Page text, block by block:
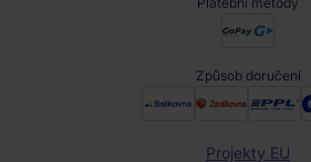
Způsob doručení
Projekty EU